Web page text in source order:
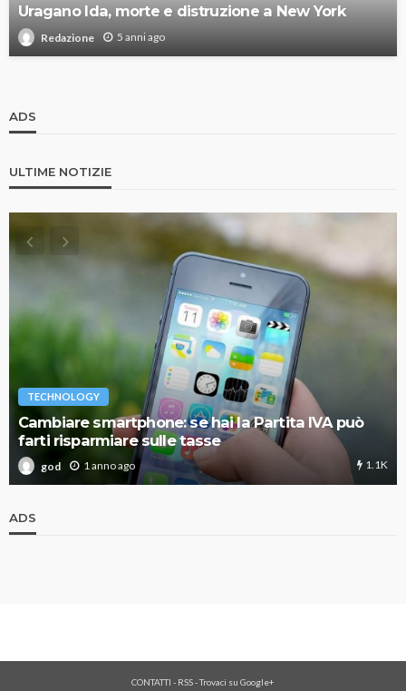
Uragano Ida, morte e distruzione a New York
Redazione 5 anni ago
ADS
ULTIME NOTIZIE
TECHNOLOGY
Cambiare smartphone: se hai la Partita IVA può
farti risparmiare sulle tasse
god 1 anno ago 1.1K
ADS
CONTATTI - RSS-Trovaci su Google+